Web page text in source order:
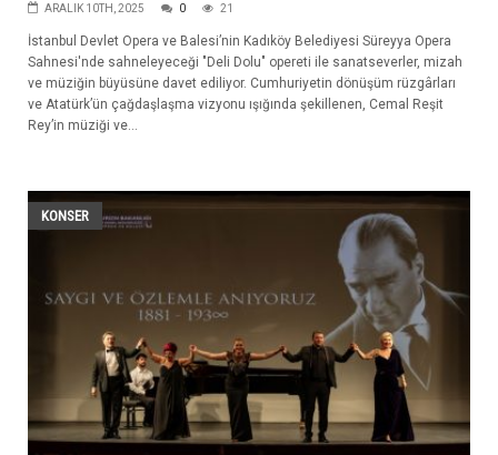
ARALIK 10TH, 2025 0 21
İstanbul Devlet Opera ve Balesi’nin Kadıköy Belediyesi Süreyya Opera
Sahnesi'nde sahneleyeceği "Deli Dolu" opereti ile sanatseverler, mizah
ve müziğin büyüsüne davet ediliyor. Cumhuriyetin dönüşüm rüzgârları
ve Atatürk’ün çağdaşlaşma vizyonu ışığında şekillenen, Cemal Reşit
Rey’in müziği ve...
KONSER